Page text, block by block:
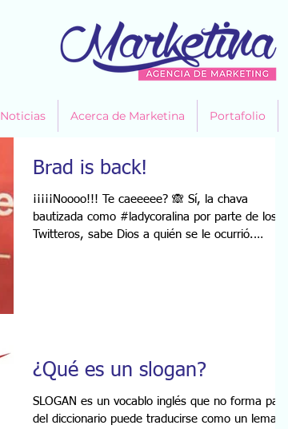
Noticias Acerca de Marketina Portafolio
Brad is back!
¡¡¡¡¡Noooo!!! Te caeeeee? 🙈 Sí, la chava
bautizada como #ladycoralina por parte de los
Twitteros, sabe Dios a quién se le ocurrió.
¿Qué es un slogan?
SLOGAN es un vocablo inglés que no forma parte
del diccionario puede traducirse como un lema,